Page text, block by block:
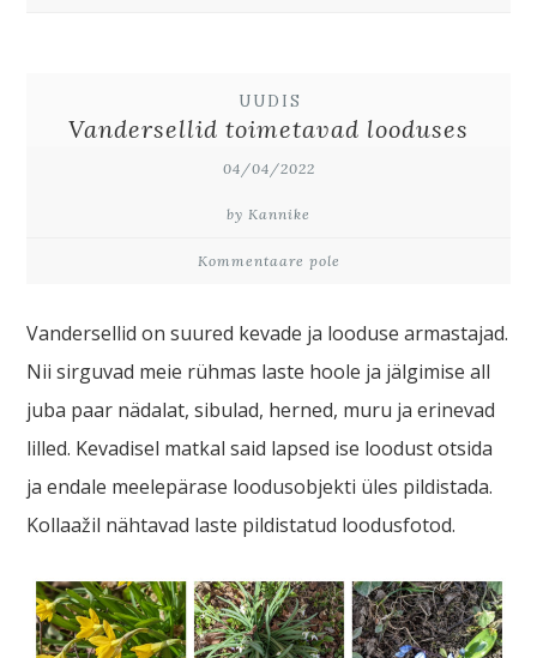
UUDIS
Vandersellid toimetavad looduses
04/04/2022
by Kannike
Kommentaare pole
Vandersellid on suured kevade ja looduse armastajad.
Nii sirguvad meie rühmas laste hoole ja jälgimise all
juba paar nädalat, sibulad, herned, muru ja erinevad
lilled. Kevadisel matkal said lapsed ise loodust otsida
ja endale meelepärase loodusobjekti üles pildistada.
Kollaažil nähtavad laste pildistatud loodusfotod.